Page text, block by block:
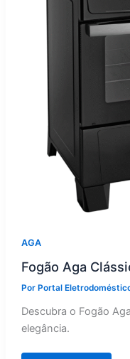
AGA
Fogão Aga
Por Portal
Descubra o Fogão
elegância.